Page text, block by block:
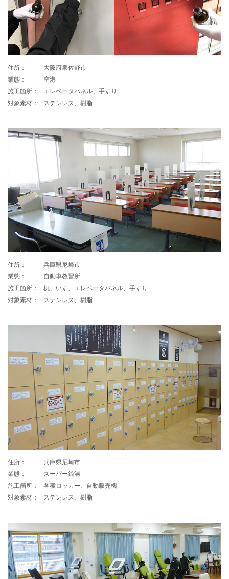
住所：
大阪府泉佐野市
業態：
空港
施工箇所：
エレベータパネル、手すり
対象素材：
ステンレス、樹脂
住所：
兵庫県尼崎市
業態：
自動車教習所
施工箇所：
机、いす、エレベータパネル、手すり
対象素材：
ステンレス、樹脂
住所：
兵庫県尼崎市
業態：
スーパー銭湯
施工箇所：
各種ロッカー、自動販売機
対象素材：
ステンレス、樹脂